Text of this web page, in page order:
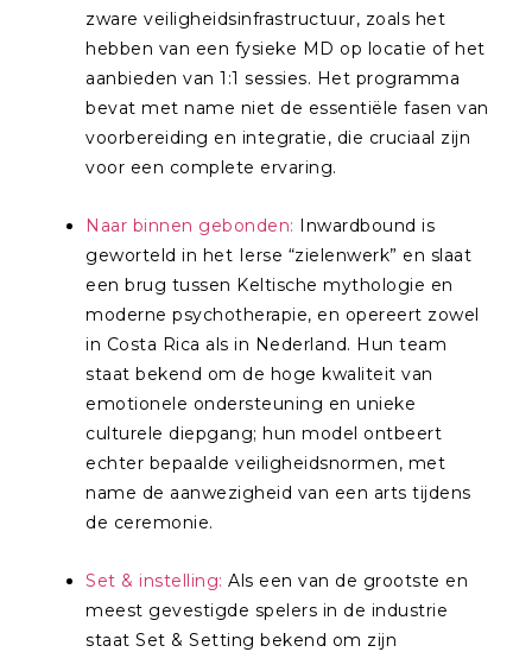
zware veiligheidsinfrastructuur, zoals het
hebben van een fysieke MD op locatie of het
aanbieden van 1:1 sessies. Het programma
bevat met name niet de essentiële fasen van
voorbereiding en integratie, die cruciaal zijn
voor een complete ervaring.
Naar binnen gebonden: Inwardbound is
geworteld in het Ierse “zielenwerk” en slaat
een brug tussen Keltische mythologie en
moderne psychotherapie, en opereert zowel
in Costa Rica als in Nederland. Hun team
staat bekend om de hoge kwaliteit van
emotionele ondersteuning en unieke
culturele diepgang; hun model ontbeert
echter bepaalde veiligheidsnormen, met
name de aanwezigheid van een arts tijdens
de ceremonie.
Set & instelling: Als een van de grootste en
meest gevestigde spelers in de industrie
staat Set & Setting bekend om zijn